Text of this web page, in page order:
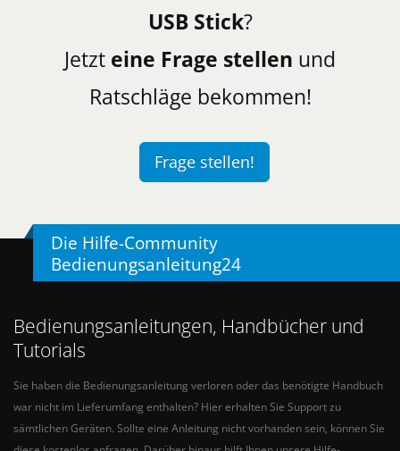
USB Stick?
Jetzt eine Frage stellen und
Ratschläge bekommen!
Frage stellen!
Die Hilfe-Community
Bedienungsanleitung24
Bedienungsanleitungen, Handbücher und
Tutorials
Sie haben die Bedienungsanleitung verloren oder das benötigte Handbuch
war nicht im Lieferumfang enthalten? Hier erhalten Sie Support zu
sämtlichen Geräten. Sollte eine Anleitung nicht vorhanden sein, können Sie